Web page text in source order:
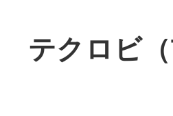
テクロビ